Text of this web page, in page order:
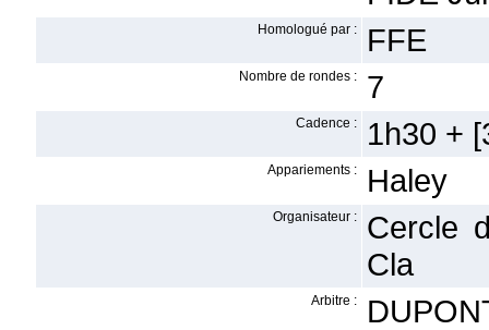
Homologué par : FFE
Nombre de rondes : 7
Cadence : 1h30 +
Appariements : Haley
Organisateur :
Cercle
Cla
Arbitre :